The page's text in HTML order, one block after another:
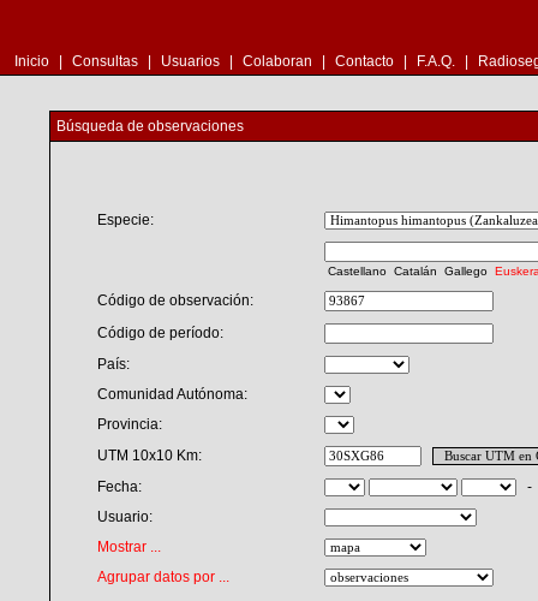
Inicio Consultas Usuarios Colaboran Contacto F.A.Q.
Búsqueda de observaciones
Especie:
Castellano Catalán Gallego
Código de observación:
Código de período:
País:
Comunidad Autónoma:
Provincia:
UTM 10x10 Km:
Fecha:
Usuario:
Mostrar ...
Agrupar datos por ...